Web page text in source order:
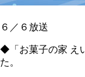
６／６放送
◆「お菓子の家 え
た。